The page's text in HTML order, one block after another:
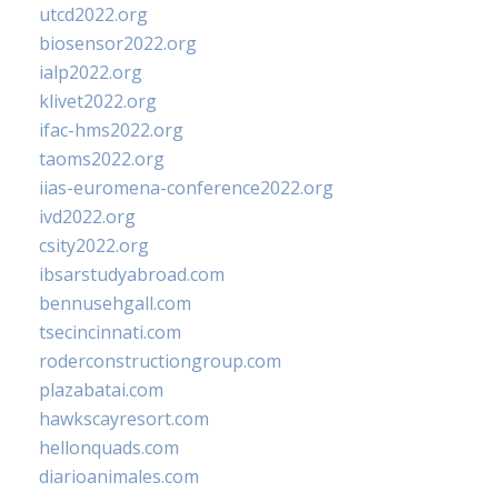
utcd2022.org
biosensor2022.org
ialp2022.org
klivet2022.org
ifac-hms2022.org
taoms2022.org
iias-euromena-conference2022.org
ivd2022.org
csity2022.org
ibsarstudyabroad.com
bennusehgall.com
tsecincinnati.com
roderconstructiongroup.com
plazabatai.com
hawkscayresort.com
hellonquads.com
diarioanimales.com